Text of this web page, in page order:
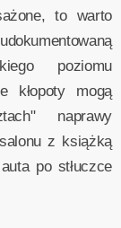
to warto
poziomu
kłopoty mogą
naprawy
z książką
po stłuczce